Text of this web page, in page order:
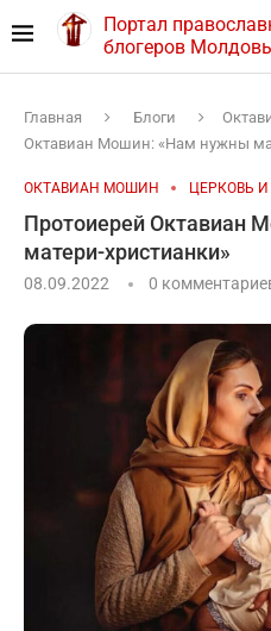
Портал
блогеров
Главная Блоги
Октавиан Мошин: «Нам нужны
ОКТАВИАН МОШИН ЦЕРКОВЬ
Протоиерей Октавиан
матери-христианки»
08.09.2022 0